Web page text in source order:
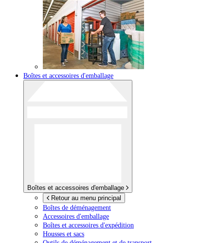
Boîtes et accessoires d'emballage
Boîtes et accessoires d'emballage
Retour au menu principal
Boîtes de déménagement
Accessoires d'emballage
Boîtes et accessoires d'expédition
Housses et sacs